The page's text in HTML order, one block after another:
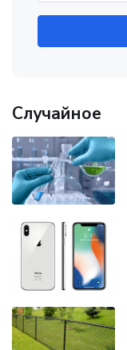
Случайное